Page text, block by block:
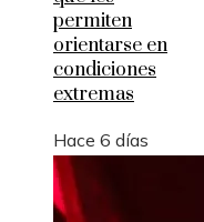
permiten
orientarse en
condiciones
extremas
Hace 6 días